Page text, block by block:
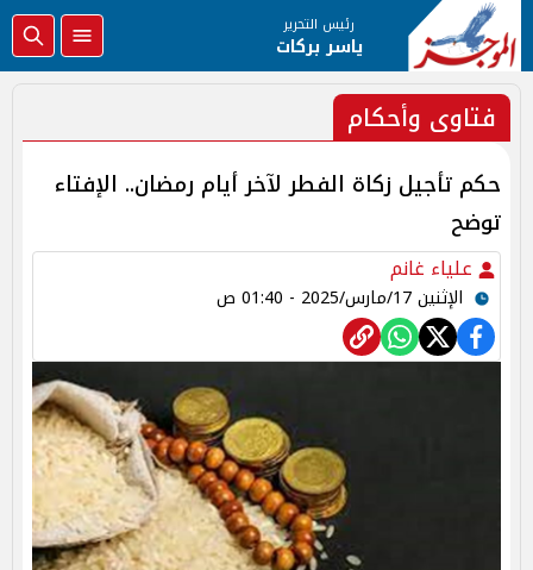
رئيس التحرير
ياسر بركات
فتاوى وأحكام
حكم تأجيل زكاة الفطر لآخر أيام رمضان.. الإفتاء
توضح
علياء غانم
الإثنين 17/مارس/2025 - 01:40 ص